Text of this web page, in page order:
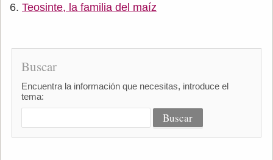
Teosinte, la familia del maíz
Buscar
Encuentra la información que necesitas, introduce el
tema: